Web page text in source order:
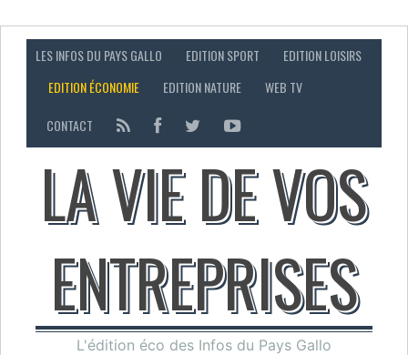
LES INFOS DU PAYS GALLO EDITION SPORT
EDITION LOISIRS
EDITION ÉCONOMIE
EDITION NATURE
WEB TV
CONTACT
LA VIE DE VOS
ENTREPRISES
L'édition éco des Infos du Pays Gallo